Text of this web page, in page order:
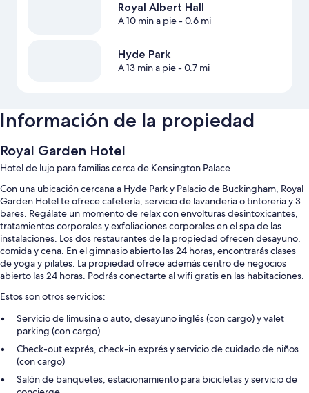
Royal Albert Hall
A 10 min a pie- 0.6 mi
Hyde Park
A 13 min a pie- 0.7 mi
Información de la propiedad
Royal Garden Hotel
Hotel de lujo para familias cerca de Kensington Palace
Con una ubicación cercana a Hyde Park y Palacio de Buckingham, Royal
Garden Hotel te ofrece cafetería, servicio de lavandería o tintorería y 3
bares. Regálate un momento de relax con envolturas desintoxicantes,
tratamientos corporales y exfoliaciones corporales en el spa de las
instalaciones. Los dos restaurantes de la propiedad ofrecen desayuno,
comida y cena. En el gimnasio abierto las 24 horas, encontrarás clases
de yoga y pilates. La propiedad ofrece además centro de negocios
abierto las 24 horas. Podrás conectarte al wifi gratis en las habitaciones.
Estos son otros servicios:
Servicio de limusina o auto, desayuno inglés (con cargo) y valet
parking (con cargo)
Check-out exprés, check-in exprés y servicio de cuidado de niños
(con cargo)
Salón de banquetes, estacionamiento para bicicletas y servicio de